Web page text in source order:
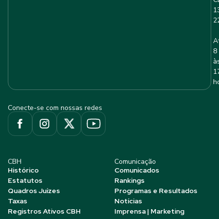
8
Conecte-se com nossas redes
CBH
Histórico
Estatutos
Quadros Juízes
Taxas
Registros Ativos CBH
Comunicação
Comunicados
Rankings
Programas e Resultados
Notícias
Imprensa | Marketing